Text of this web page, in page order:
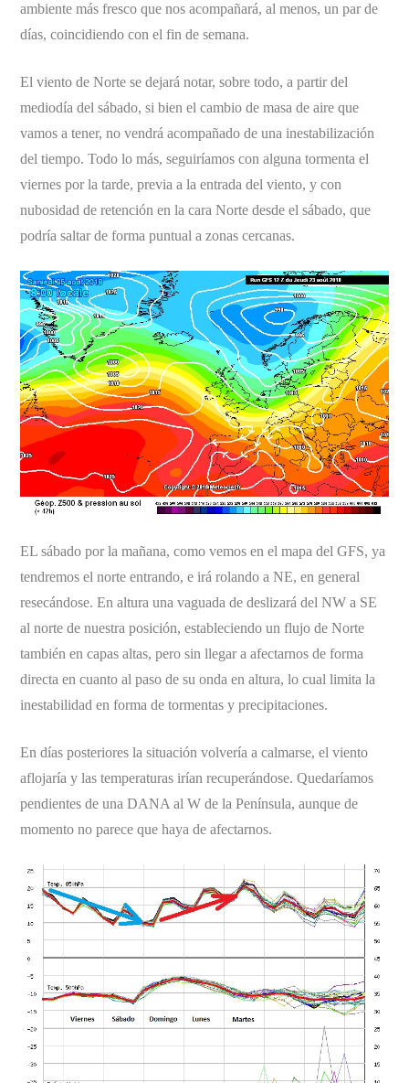
ambiente más fresco que nos acompañará, al menos, un par de
días, coincidiendo con el fin de semana.
El viento de Norte se dejará notar, sobre todo, a partir del
mediodía del sábado, si bien el cambio de masa de aire que
vamos a tener, no vendrá acompañado de una inestabilización
del tiempo. Todo lo más, seguiríamos con alguna tormenta el
viernes por la tarde, previa a la entrada del viento, y con
nubosidad de retención en la cara Norte desde el sábado, que
podría saltar de forma puntual a zonas cercanas.
EL sábado por la mañana, como vemos en el mapa del GFS, ya
tendremos el norte entrando, e irá rolando a NE, en general
resecándose. En altura una vaguada de deslizará del NW a SE
al norte de nuestra posición, estableciendo un flujo de Norte
también en capas altas, pero sin llegar a afectarnos de forma
directa en cuanto al paso de su onda en altura, lo cual limita la
inestabilidad en forma de tormentas y precipitaciones.
En días posteriores la situación volvería a calmarse, el viento
aflojaría y las temperaturas irían recuperándose. Quedaríamos
pendientes de una DANA al W de la Península, aunque de
momento no parece que haya de afectarnos.